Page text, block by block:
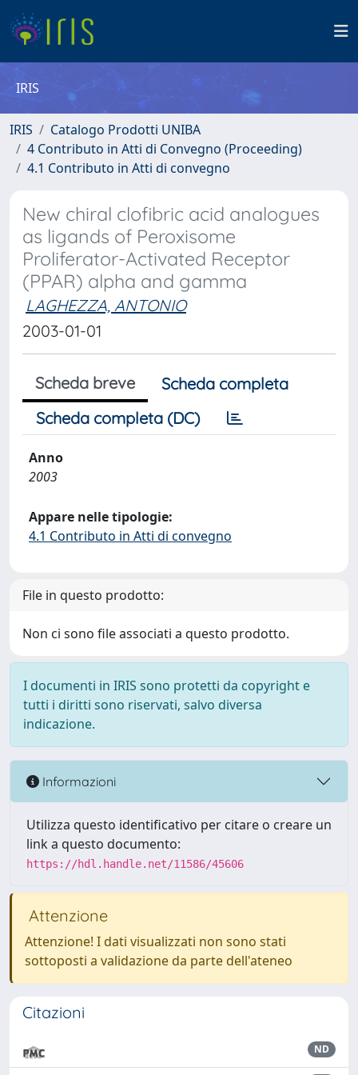
IRIS
IRIS
Catalogo Prodotti UNIBA
4 Contributo in Atti di Convegno (Proceeding)
4.1 Contributo in Atti di convegno
New chiral clofibric acid analogues
as ligands of Peroxisome
Proliferator-Activated Receptor
(PPAR) alpha and gamma
LAGHEZZA, ANTONIO
2003-01-01
Scheda breve
Scheda completa
Scheda completa (DC)
Anno
2003
Appare nelle tipologie:
4.1 Contributo in Atti di convegno
File in questo prodotto:
Non ci sono file associati a questo prodotto.
I documenti in IRIS sono protetti da copyright e
tutti i diritti sono riservati, salvo diversa
indicazione.
Informazioni
Utilizza questo identificativo per citare o creare un
link a questo documento:
https://hdl.handle.net/11586/45606
Attenzione
Attenzione! I dati visualizzati non sono stati
sottoposti a validazione da parte dell'ateneo
Citazioni
ND